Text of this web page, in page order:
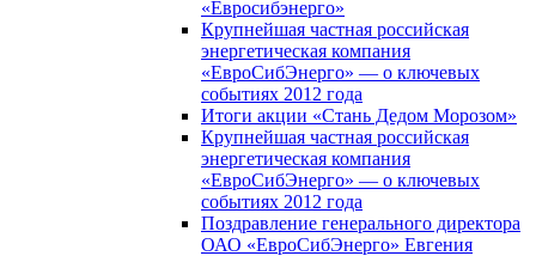
«Евросибэнерго»
Крупнейшая частная российская
энергетическая компания
«ЕвроСибЭнерго» — о ключевых
событиях 2012 года
Итоги акции «Стань Дедом Морозом»
Крупнейшая частная российская
энергетическая компания
«ЕвроСибЭнерго» — о ключевых
событиях 2012 года
Поздравление генерального директора
ОАО «ЕвроСибЭнерго» Евгения